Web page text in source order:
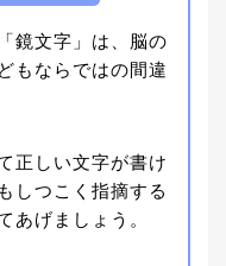
鏡文字」は、脳の
もならではの間違
正しい文字が書け
しつこく指摘する
あげましょう。